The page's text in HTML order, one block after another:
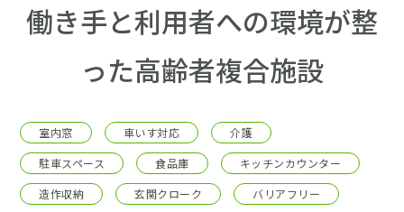
コンセプト
施工事例
採用情報
働き手と利用者への環境が整
った高齢者複合施設
室内窓 車いす対応
介護
駐車スペース
食品庫
キッチンカウンター
造作収納
玄関クローク
バリアフリー